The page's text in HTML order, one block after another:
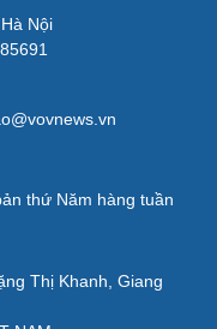
Nội
thứ Năm hàng tuần
Thị Khanh, Giang